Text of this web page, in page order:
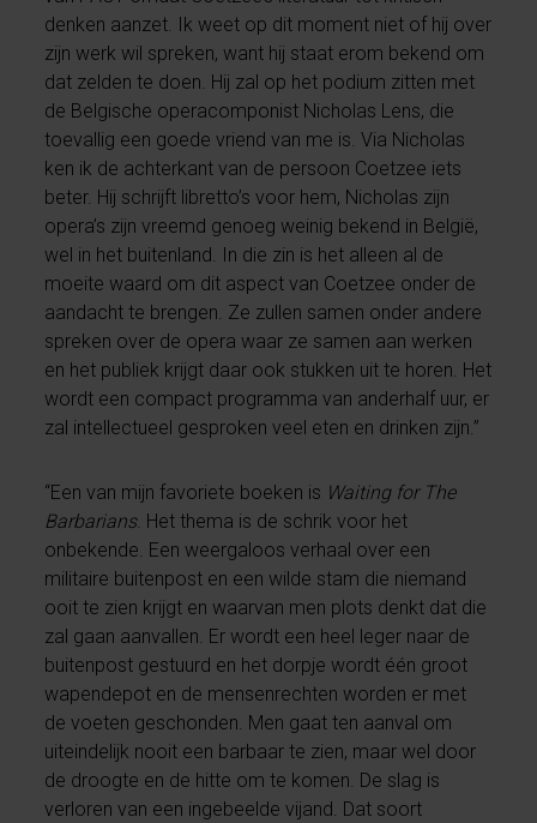
denken aanzet. Ik weet op dit moment niet of hij over
zijn werk wil spreken, want hij staat erom bekend om
dat zelden te doen. Hij zal op het podium zitten met
de Belgische operacomponist Nicholas Lens, die
toevallig een goede vriend van me is. Via Nicholas
ken ik de achterkant van de persoon Coetzee iets
beter. Hij schrijft libretto’s voor hem, Nicholas zijn
opera’s zijn vreemd genoeg weinig bekend in België,
wel in het buitenland. In die zin is het alleen al de
moeite waard om dit aspect van Coetzee onder de
aandacht te brengen. Ze zullen samen onder andere
spreken over de opera waar ze samen aan werken
en het publiek krijgt daar ook stukken uit te horen. Het
wordt een compact programma van anderhalf uur, er
zal intellectueel gesproken veel eten en drinken zijn.”
“Een van mijn favoriete boeken is Waiting for The
Barbarians. Het thema is de schrik voor het
onbekende. Een weergaloos verhaal over een
militaire buitenpost en een wilde stam die niemand
ooit te zien krijgt en waarvan men plots denkt dat die
zal gaan aanvallen. Er wordt een heel leger naar de
buitenpost gestuurd en het dorpje wordt één groot
wapendepot en de mensenrechten worden er met
de voeten geschonden. Men gaat ten aanval om
uiteindelijk nooit een barbaar te zien, maar wel door
de droogte en de hitte om te komen. De slag is
verloren van een ingebeelde vijand. Dat soort